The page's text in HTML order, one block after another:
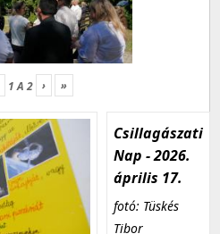
1A2 › »
Csillagászati
Nap - 2026.
április 17.
fotó: Tüskés
Tibor